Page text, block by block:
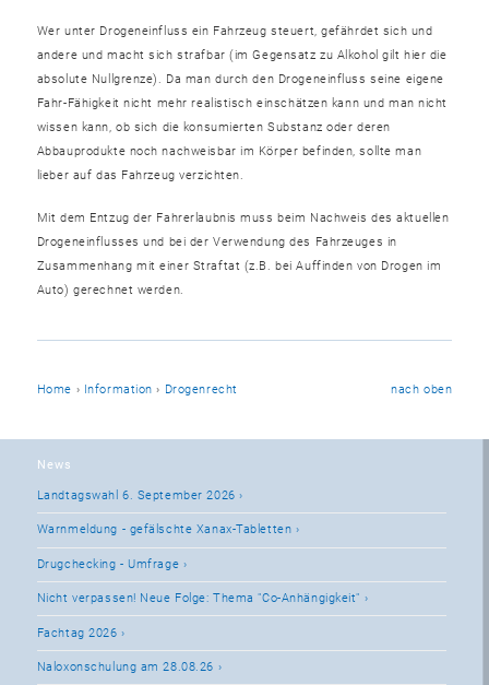
Wer unter Drogeneinfluss ein Fahrzeug steuert, gefährdet sich und
andere und macht sich strafbar (im Gegensatz zu Alkohol gilt hier die
absolute Nullgrenze). Da man durch den Drogeneinfluss seine eigene
Fahr-Fähigkeit nicht mehr realistisch einschätzen kann und man nicht
wissen kann, ob sich die konsumierten Substanz oder deren
Abbauprodukte noch nachweisbar im Körper befinden, sollte man
lieber auf das Fahrzeug verzichten.
Mit dem Entzug der Fahrerlaubnis muss beim Nachweis des aktuellen
Drogeneinflusses und bei der Verwendung des Fahrzeuges in
Zusammenhang mit einer Straftat (z.B. bei Auffinden von Drogen im
Auto) gerechnet werden.
Home › Information › Drogenrecht nach oben
News
Landtagswahl 6. September 2026
Warnmeldung - gefälschte Xanax-Tabletten
Drugchecking - Umfrage
Nicht verpassen! Neue Folge: Thema "Co-Anhängigkeit"
Fachtag 2026
Naloxonschulung am 28.08.26